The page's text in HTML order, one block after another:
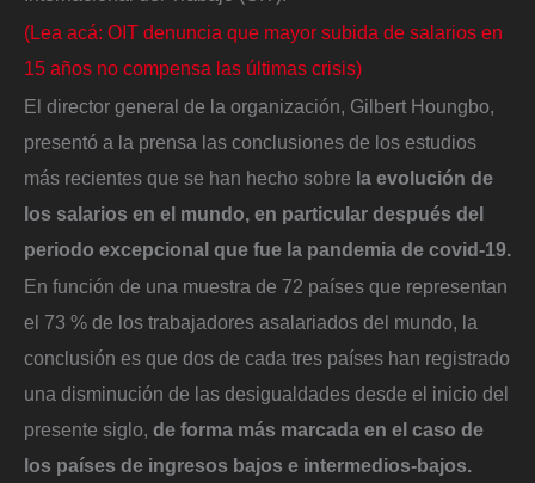
(Lea acá: OIT denuncia que mayor subida de salarios en
15 años no compensa las últimas crisis)
El director general de la organización, Gilbert Houngbo,
presentó a la prensa las conclusiones de los estudios
más recientes que se han hecho sobre la evolución de
los salarios en el mundo, en particular después del
periodo excepcional que fue la pandemia de covid-19.
En función de una muestra de 72 países que representan
el 73 % de los trabajadores asalariados del mundo, la
conclusión es que dos de cada tres países han registrado
una disminución de las desigualdades desde el inicio del
presente siglo, de forma más marcada en el caso de
los países de ingresos bajos e intermedios-bajos.